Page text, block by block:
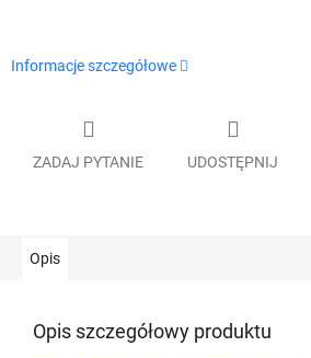
Informacje szczegółowe
ZADAJ PYTANIE UDOSTĘPNIJ
Opis
Opis szczegółowy produktu